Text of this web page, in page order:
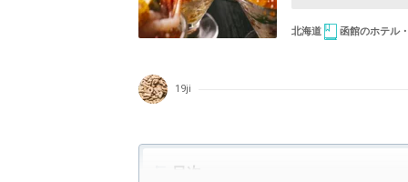
北海道 函館のホテル
19ji
目次